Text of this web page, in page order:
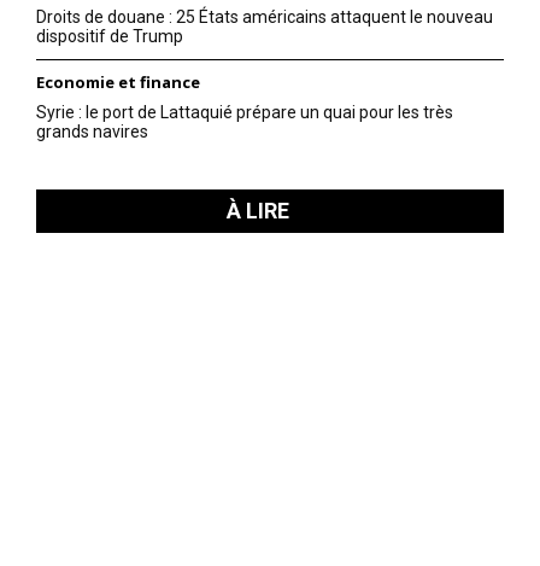
Droits de douane : 25 États américains attaquent le nouveau
dispositif de Trump
Economie et finance
Syrie : le port de Lattaquié prépare un quai pour les très
grands navires
À LIRE